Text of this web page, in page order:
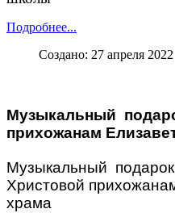
Подробнее...
Создано: 27 апреля 2022
Музыкальный
прихожанам
Музыкальный
Христовой
храма